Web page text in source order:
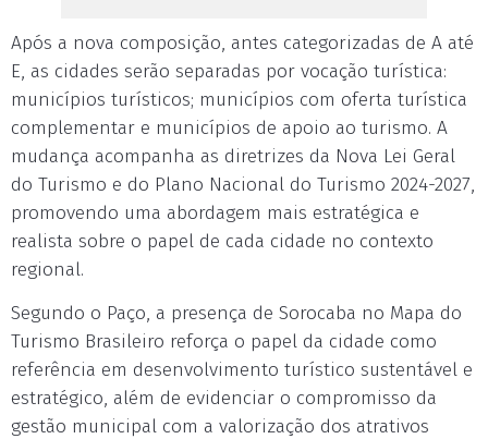
Após a nova composição, antes categorizadas de A até
E, as cidades serão separadas por vocação turística:
municípios turísticos; municípios com oferta turística
complementar e municípios de apoio ao turismo. A
mudança acompanha as diretrizes da Nova Lei Geral
do Turismo e do Plano Nacional do Turismo 2024-2027,
promovendo uma abordagem mais estratégica e
realista sobre o papel de cada cidade no contexto
regional.
Segundo o Paço, a presença de Sorocaba no Mapa do
Turismo Brasileiro reforça o papel da cidade como
referência em desenvolvimento turístico sustentável e
estratégico, além de evidenciar o compromisso da
gestão municipal com a valorização dos atrativos